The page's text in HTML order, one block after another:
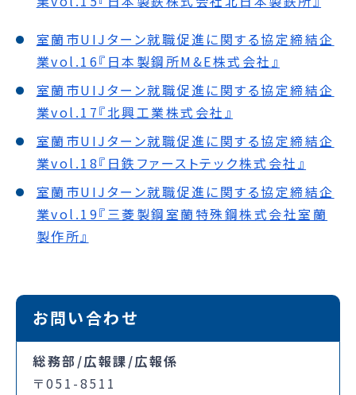
室蘭市UIJターン就職促進に関する協定締結企
業vol.16『日本製鋼所M&E株式会社』
室蘭市UIJターン就職促進に関する協定締結企
業vol.17『北興工業株式会社』
室蘭市UIJターン就職促進に関する協定締結企
業vol.18『日鉄ファーストテック株式会社』
室蘭市UIJターン就職促進に関する協定締結企
業vol.19『三菱製鋼室蘭特殊鋼株式会社室蘭
製作所』
お問い合わせ
総務部/広報課/広報係
〒051-8511